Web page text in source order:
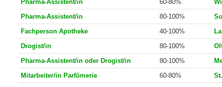
Pharma-Assistent/in
80-100%
Pharma-Assistent/in
60-80%
Pharma-Assistent/in
80-100%
Fachperson Apotheke
40-100%
Drogist/in
80-100%
Pharma-Assistent/in oder Drogist/in
80-100%